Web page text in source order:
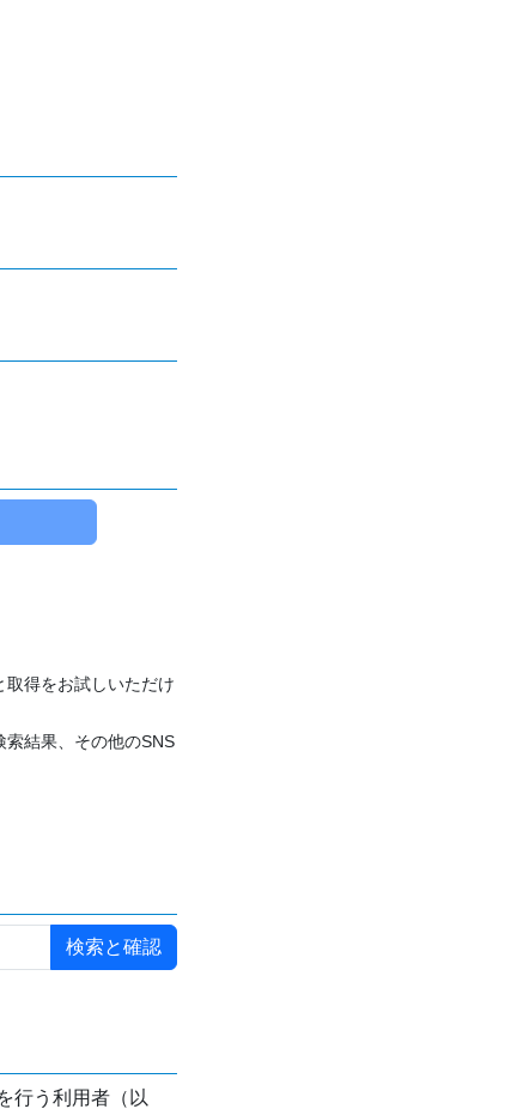
得をお試しいただけ
結果、その他のSNS
行う利用者（以